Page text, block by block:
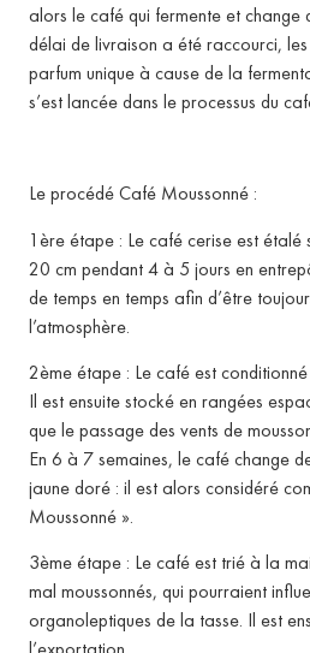
alors le café qui fermente et change
délai de livraison a été raccourci,
parfum unique à cause de la
s’est lancée dans le processus du
Le procédé Café Moussonné :
1ère étape : Le café cerise est étalé
20 cm pendant 4 à 5 jours en
de temps en temps afin d’être
l’atmosphère.
2ème étape : Le café est
Il est ensuite stocké en rangées
que le passage des vents de
En 6 à 7 semaines, le café change
jaune doré : il est alors considéré
Moussonné ».
3ème étape : Le café est trié à la
mal moussonnés, qui pourraient
organoleptiques de la tasse. Il est